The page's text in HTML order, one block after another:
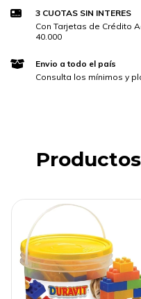
3 CUOTAS SIN INTERES
Con Tarjetas de Crédito
40.000
Envio a todo el país
Consulta los mínimos y